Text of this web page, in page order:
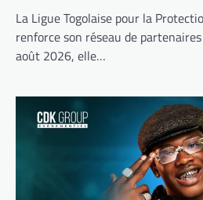
La Ligue Togolaise pour la
renforce son réseau de
août 2026, elle…